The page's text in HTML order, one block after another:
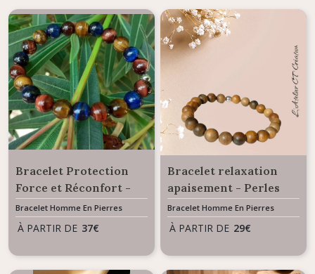
Bracelet Protection
Force et Réconfort -
Mélange Oeil de Tigre,
Oeil de Faucon, Oeil de
Bracelet Homme En Pierres
Naturelles
À PARTIR DE 37€
Bracelet relaxation
apaisement - Perles
Bois de Santal
Bracelet Homme En Pierres
Naturelles
À PARTIR DE 29€